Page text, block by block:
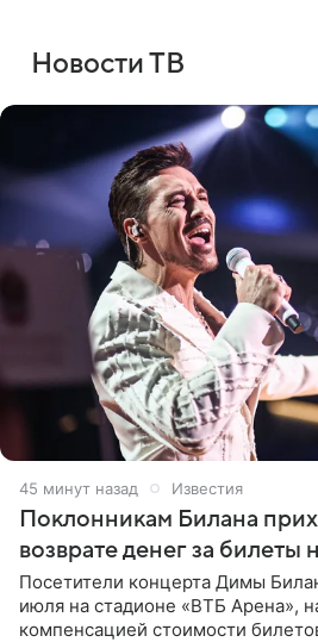
Новости ТВ
45 минут назад Известия
Поклонникам Билана
возврате денег за билеты
Посетители концерта Димы
июля на стадионе «ВТБ Арена»,
компенсацией стоимости